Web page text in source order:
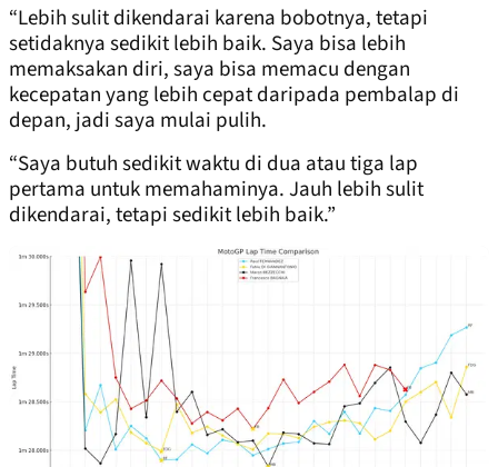
“Lebih sulit dikendarai karena bobotnya, tetapi
setidaknya sedikit lebih baik. Saya bisa lebih
memaksakan diri, saya bisa memacu dengan
kecepatan yang lebih cepat daripada pembalap di
depan, jadi saya mulai pulih.
“Saya butuh sedikit waktu di dua atau tiga lap
pertama untuk memahaminya. Jauh lebih sulit
dikendarai, tetapi sedikit lebih baik.”